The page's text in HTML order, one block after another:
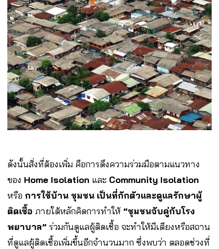
ดังนั้นสิ่งที่ต้องเพิ่ม คือการดึงความร่วมมือตามแนวทาง
ของ Home Isolation และ Community Isolation
หรือ การใช้บ้าน ชุมชน เป็นที่กักตัวและดูแลรักษาผู้
ติดเชื้อ ภายใต้หลักคิดการทำให้ “ชุมชนจับคู่กับโรง
พยาบาล” ร่วมกันดูแลผู้ติดเชื้อ จะทำให้มีเตียงหรือสถาน
ที่ดูแลผู้ติดเชื้อเพิ่มขึ้นอีกจำนวนมาก ซึ่งพบว่า ตลอดช่วงที่